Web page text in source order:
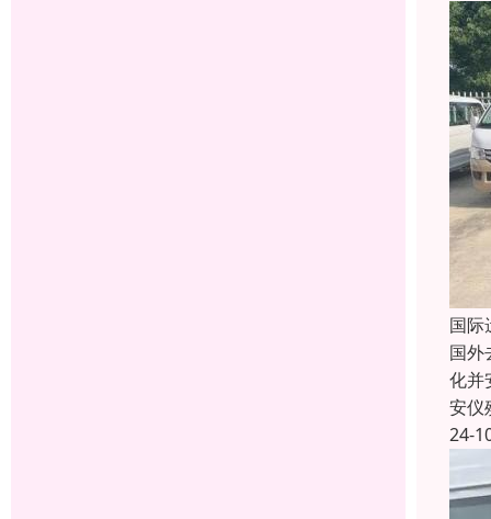
国际
国外
化并
安仪
24-